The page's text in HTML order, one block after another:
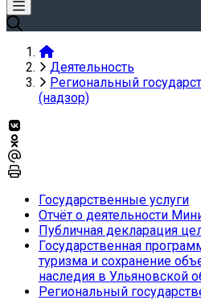
Деятельность
Региональный
(надзор)
Государственные услуги
Отчёт о деятельности
Публичная декларация
Государственная
туризма и сохранение
наследия в Ульяновской
Региональный